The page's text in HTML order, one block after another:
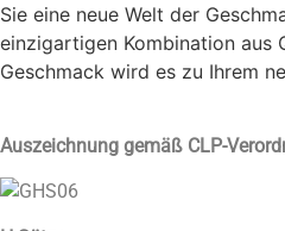
Sie eine neue Welt der
einzigartigen Kombination aus
Geschmack wird es zu Ihrem
Auszeichnung gemäß CLP-